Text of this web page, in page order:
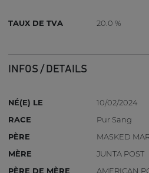
TAUX DE TVA 20.0 %
INFOS / DETAILS
NÉ(E) LE
10/02/2024
RACE
Pur Sang
PÈRE
MASKED
MÈRE
JUNTA POST
PÈRE DE MÈRE
AMERICAN